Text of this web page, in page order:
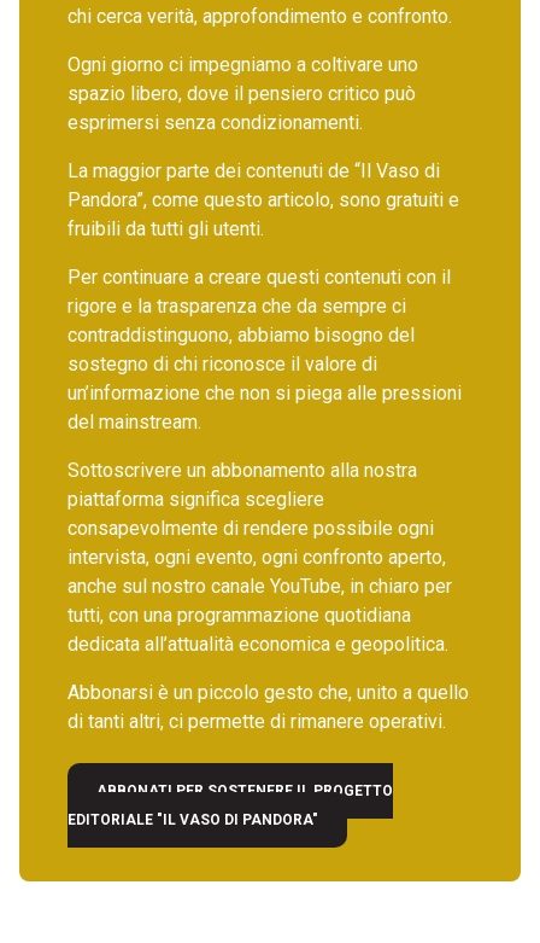
chi cerca verità, approfondimento e confronto.
Ogni giorno ci impegniamo a coltivare uno
spazio libero, dove il pensiero critico può
esprimersi senza condizionamenti.
La maggior parte dei contenuti de “Il Vaso di
Pandora”, come questo articolo, sono gratuiti e
fruibili da tutti gli utenti.
Per continuare a creare questi contenuti con il
rigore e la trasparenza che da sempre ci
contraddistinguono, abbiamo bisogno del
sostegno di chi riconosce il valore di
un’informazione che non si piega alle pressioni
del mainstream.
Sottoscrivere un abbonamento alla nostra
piattaforma significa scegliere
consapevolmente di rendere possibile ogni
intervista, ogni evento, ogni confronto aperto,
anche sul nostro canale YouTube, in chiaro per
tutti, con una programmazione quotidiana
dedicata all’attualità economica e geopolitica.
Abbonarsi è un piccolo gesto che, unito a quello
di tanti altri, ci permette di rimanere operativi.
ABBONATI PER SOSTENERE IL PROGETTO
EDITORIALE "IL VASO DI PANDORA"